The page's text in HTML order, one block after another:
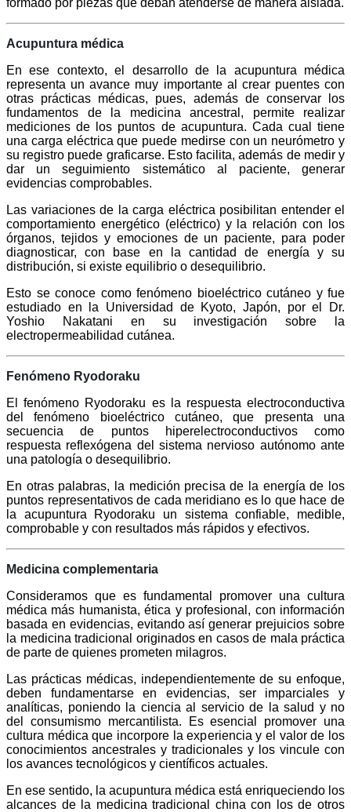
formado por piezas que deban atenderse de manera aislada.
Acupuntura médica
En ese contexto, el desarrollo de la acupuntura médica
representa un avance muy importante al crear puentes con
otras prácticas médicas, pues, además de conservar los
fundamentos de la medicina ancestral, permite realizar
mediciones de los puntos de acupuntura. Cada cual tiene
una carga eléctrica que puede medirse con un neurómetro y
su registro puede graficarse. Esto facilita, además de medir y
dar un seguimiento sistemático al paciente, generar
evidencias comprobables.
Las variaciones de la carga eléctrica posibilitan entender el
comportamiento energético (eléctrico) y la relación con los
órganos, tejidos y emociones de un paciente, para poder
diagnosticar, con base en la cantidad de energía y su
distribución, si existe equilibrio o desequilibrio.
Esto se conoce como fenómeno bioeléctrico cutáneo y fue
estudiado en la Universidad de Kyoto, Japón, por el Dr.
Yoshio Nakatani en su investigación sobre la
electropermeabilidad cutánea.
Fenómeno Ryodoraku
El fenómeno Ryodoraku es la respuesta electroconductiva
del fenómeno bioeléctrico cutáneo, que presenta una
secuencia de puntos hiperelectroconductivos como
respuesta reflexógena del sistema nervioso autónomo ante
una patología o desequilibrio.
En otras palabras, la medición precisa de la energía de los
puntos representativos de cada meridiano es lo que hace de
la acupuntura Ryodoraku un sistema confiable, medible,
comprobable y con resultados más rápidos y efectivos.
Medicina complementaria
Consideramos que es fundamental promover una cultura
médica más humanista, ética y profesional, con información
basada en evidencias, evitando así generar prejuicios sobre
la medicina tradicional originados en casos de mala práctica
de parte de quienes prometen milagros.
Las prácticas médicas, independientemente de su enfoque,
deben fundamentarse en evidencias, ser imparciales y
analíticas, poniendo la ciencia al servicio de la salud y no
del consumismo mercantilista. Es esencial promover una
cultura médica que incorpore la experiencia y el valor de los
conocimientos ancestrales y tradicionales y los vincule con
los avances tecnológicos y científicos actuales.
En ese sentido, la acupuntura médica está enriqueciendo los
alcances de la medicina tradicional china con los de otros